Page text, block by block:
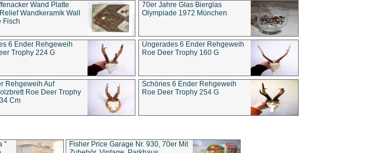
Wand Platte
Wandkeramik Wall
Fisch
70er Jahre Glas Bierglas
Olympiade 1972 München
6 Ender Rehgeweih
Trophy 224 G
Ungerades 6 Ender Rehgeweih
Roe Deer Trophy 160 G
Rehgeweih Auf
Roe Deer Trophy
Cm
Schönes 6 Ender Rehgeweih
Roe Deer Trophy 254 G
"
Fisher Price Garage Nr. 930, 70er Mit